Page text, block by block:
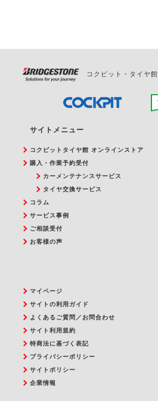
コクピット・タイヤ
サイトメニュー
コクピットタイヤ館 オンラインストア
購入・作業予約受付
カーメンテナンスサービス
タイヤ交換サービス
コラム
サービス事例
ご相談受付
お客様の声
マイページ
サイトの利用ガイド
よくあるご質問／お問合わせ
サイト利用規約
特商法に基づく表記
プライバシーポリシー
サイトポリシー
企業情報